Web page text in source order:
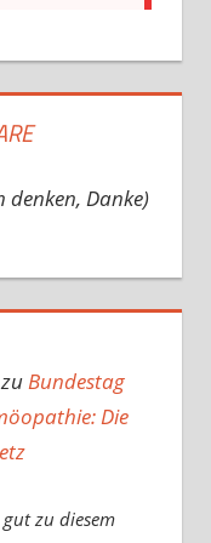
Danke)
Bundestag
Die
zu diesem